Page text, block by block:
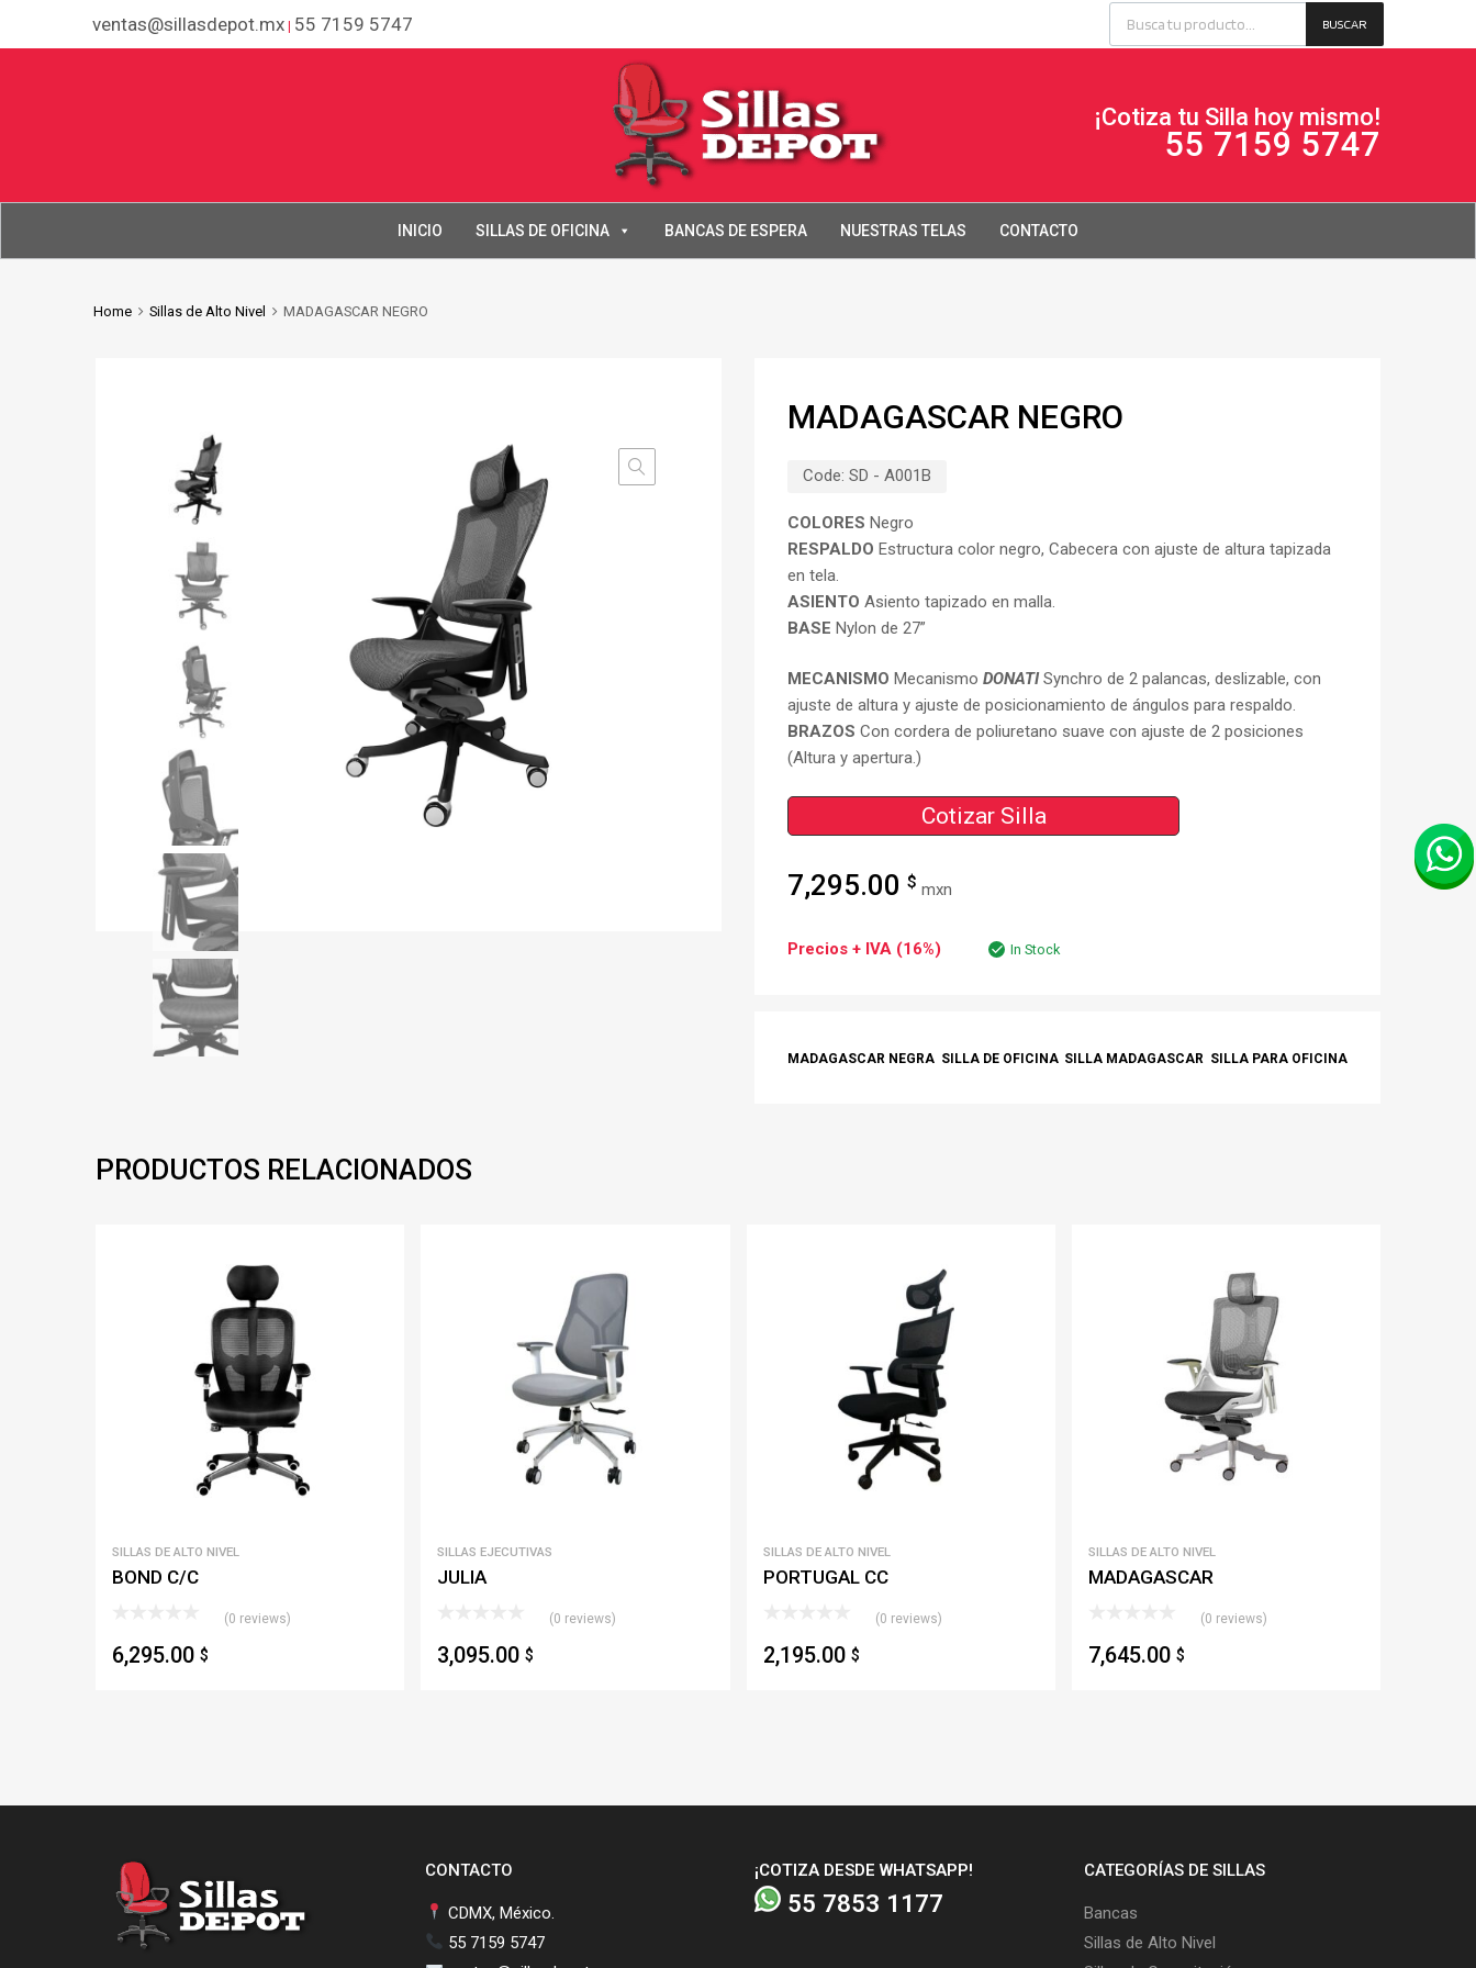
ventas@sillasdepot.mx 55 7159 5747 BUSCAR
¡Cotiza tu Silla hoy mismo!
55 7159 5747
INICIO SILLAS DE OFICINA BANCAS DE ESPERA NUESTRAS TELAS CONTACTO
Home Sillas de Alto Nivel MADAGASCAR NEGRO
MADAGASCAR NEGRO
Code: SD - A001B
COLORES Negro
RESPALDO Estructura color negro, Cabecera con ajuste de altura tapizada
en tela.
ASIENTO Asiento tapizado en malla.
BASE Nylon de 27”
MECANISMO Mecanismo DONATISynchro de 2 palancas, deslizable, con
ajuste de altura y ajuste de posicionamiento de ángulos para respaldo.
BRAZOS Con cordera de poliuretano suave con ajuste de 2 posiciones
(Altura y apertura.)
Cotizar Silla
7,295.00 $ mxn
Precios + IVA (16%) In Stock
MADAGASCAR NEGRA SILLA DE OFICINA SILLA MADAGASCAR SILLA PARA OFICINA
PRODUCTOS RELACIONADOS
SILLAS DE ALTO NIVEL
BOND C/C
(0 reviews)
6,295.00 $
SILLAS EJECUTIVAS
JULIA
(0 reviews)
3,095.00$
SILLAS DE ALTO NIVEL
PORTUGAL CC
(0 reviews)
2,195.00 $
SILLAS DE ALTO NIVEL
MADAGASCAR
(0 reviews)
7,645.00 $
CONTACTO
CDMX, México.
55 7159 5747
¡COTIZA DESDE WHATSAPP!
55 7853 1177
CATEGORÍAS DE SILLAS
Bancas
Sillas de Alto Nivel